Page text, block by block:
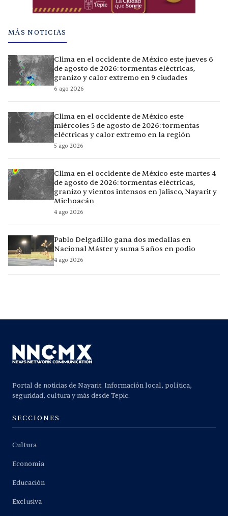
MÁS NOTICIAS
Clima en el occidente de México este jueves 6
de agosto de 2026: tormentas eléctricas,
granizo y calor extremo en 9 ciudades
6 ago 2026
Clima en el occidente de México este
miércoles 5 de agosto de 2026: tormentas
eléctricas y calor extremo en la región
5 ago 2026
Clima en el occidente de México este martes 4
de agosto de 2026: tormentas eléctricas,
granizo y vientos intensos en Jalisco, Nayarit y
Michoacán
4 ago 2026
Pablo Delgadillo gana dos medallas en
Nacional Máster y suma 5 años en podio
4 ago 2026
Portal de noticias de Nayarit. Información local, política,
seguridad, cultura y más desde Tepic.
SECCIONES
Cultura
Economía
Educación
Exclusiva